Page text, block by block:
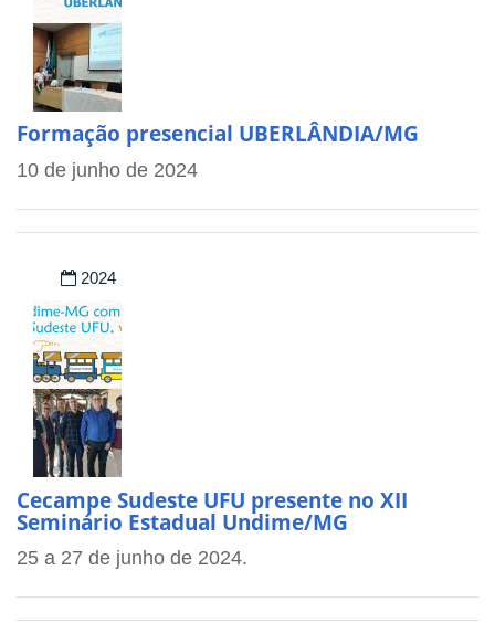
Formação presencial UBERLÂNDIA/MG
10 de junho de 2024
2024
Cecampe Sudeste UFU presente no XII
Seminário Estadual Undime/MG
25 a 27 de junho de 2024.